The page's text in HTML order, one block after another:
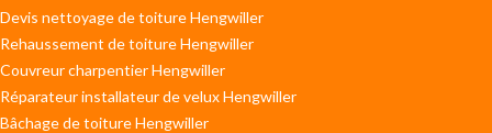
Devis nettoyage de toiture Hengwiller
Rehaussement de toiture Hengwiller
Couvreur charpentier Hengwiller
Réparateur installateur de velux Hengwiller
Bâchage de toiture Hengwiller